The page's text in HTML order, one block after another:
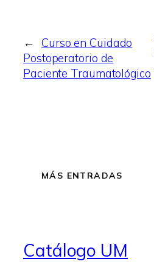
← Curso en Cuidado
Postoperatorio de
Paciente Traumatológico
MÁS ENTRADAS
Catálogo UM